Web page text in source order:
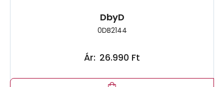
DbyD
0DB2144
Ár: 26.990 Ft